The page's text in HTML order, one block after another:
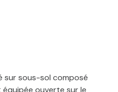
sur sous-sol composé